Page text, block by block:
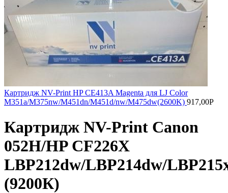
Картридж NV-Print HP CE413A Magenta для LJ Color
M351a/M375nw/M451dn/M451d/nw/M475dw(2600K) 917,00Р
Картридж NV-Print Canon
052H/HP CF226X
LBP212dw/LBP214dw/
(9200К)